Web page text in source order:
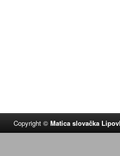
Copyright ©Matica slovačka